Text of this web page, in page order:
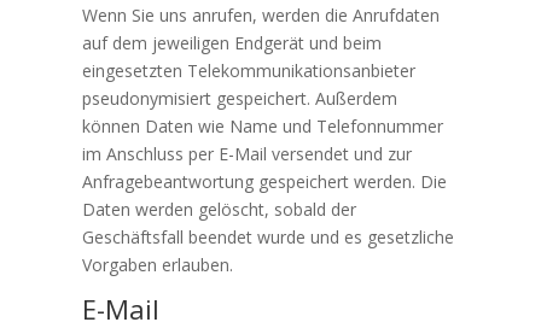
Wenn Sie uns anrufen, werden die Anrufdaten
auf dem jeweiligen Endgerät und beim
eingesetzten Telekommunikationsanbieter
pseudonymisiert gespeichert. Außerdem
können Daten wie Name und Telefonnummer
im Anschluss per E-Mail versendet und zur
Anfragebeantwortung gespeichert werden. Die
Daten werden gelöscht, sobald der
Geschäftsfall beendet wurde und es gesetzliche
Vorgaben erlauben.
E-Mail